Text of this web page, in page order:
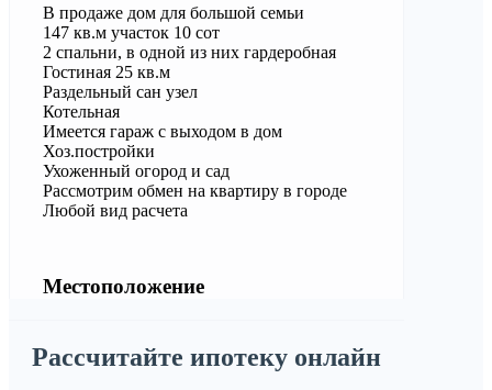
В продаже дом для большой семьи
147 кв.м участок 10 сот
2 спальни, в одной из них гардеробная
Гостиная 25 кв.м
Раздельный сан узел
Котельная
Имеется гараж с выходом в дом
Хоз.постройки
Ухоженный огород и сад
Рассмотрим обмен на квартиру в городе
Любой вид расчета
Местоположение
Рассчитайте ипотеку онлайн